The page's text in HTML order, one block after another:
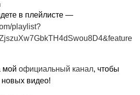
в плейлисте —
playlist?
мой официальный канал, чтобы
новых видео!